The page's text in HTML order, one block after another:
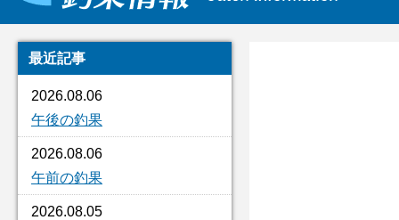
最近記事
2026.08.06
午後の釣果
2026.08.06
午前の釣果
2026.08.05